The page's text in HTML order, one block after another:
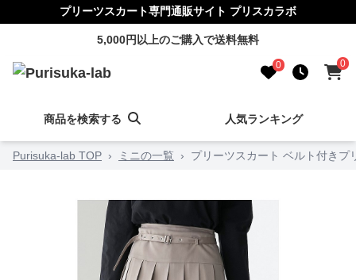
プリーツスカート専門通販サイト プリスカラボ
5,000円以上のご購入で送料無料
0 0
商品を検索する 人気ランキング
Purisuka-lab TOP › ミニの一覧 › プリーツスカート ベルト付きプ